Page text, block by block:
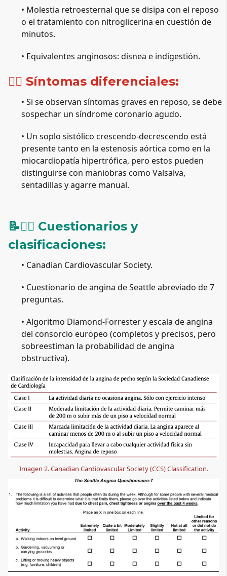
• Molestia retroesternal que se disipa con el reposo
o el tratamiento con nitroglicerina en cuestión de
minutos.
• Equivalentes anginosos: disnea e indigestión.
😮‍💨 Síntomas diferenciales:
• Si se observan síntomas graves en reposo, se debe
sospechar un síndrome coronario agudo.
• Un soplo sistólico crescendo-decrescendo está
presente tanto en la estenosis aórtica como en la
miocardiopatía hipertrófica, pero estos pueden
distinguirse con maniobras como Valsalva,
sentadillas y agarre manual.
📝✍🏻 Cuestionarios y
clasificaciones:
• Canadian Cardiovascular Society.
• Cuestionario de angina de Seattle abreviado de 7
preguntas.
• Algoritmo Diamond-Forrester y escala de angina
del consorcio europeo (completos y precisos, pero
sobreestiman la probabilidad de angina
obstructiva).
Imagen 2. Canadian Cardiovascular Society (CCS) Classification.